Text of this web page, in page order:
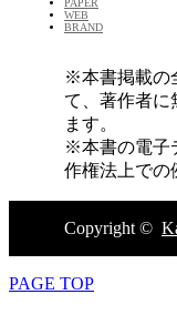
PAPER
WEB
BRAND
※本書掲載の
て、著作者に
ます。
※本書の電子
作権法上での
Copyright ©
PAGE TOP